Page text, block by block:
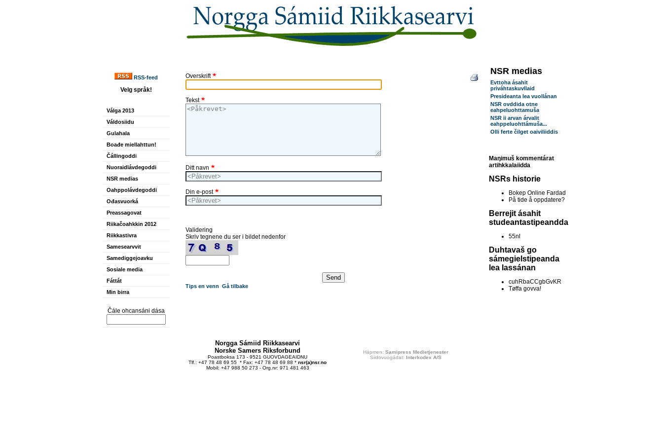
RSS-feed
Velg språk!
Válga 2013
Váldosiidu
Gulahala
Boađe miellahttun!
Čállingoddi
Nuoraidlávdegoddi
NSR medias
Oahppolávdegoddi
Ođasvuorká
Preassagovat
Riikačoahkkin 2012
Riikkastivra
Samesearvvit
Samediggejoavku
Sosiale media
Fáttát
Min birra
Čále ohcansáni dása
Overskrift
Tekst
Ditt navn
Din e-post
Validering
Skriv tegnene du ser i bildet nedenfor
Tips en venn Gå tilbake
NSR medias
Evttoha ásahit
priváhtaskuvllaid
Presideanta lea vuollánan
NSR ovddida otne
eahpeluohttamuša
NSR ii arvan árvalit
eahppeluohttámuša...
Olli ferte čilget oaiviliiddis
Maŋimuš kommentárat
artihkkalaiidda
NSRs historie
Bokep Online Fardad
På tide å oppdatere?
Berrejit ásahit
studeantastipeandda
55nl
Duhtavaš go
sámegielstipeanda
lea lassánan
cuhRbaCCgbGvKR
Tøffa govva!
Norgga Sámiid Riikkasearvi
Norske Samers Riksforbund
Poastboksa 173 - 9521 GUOVDAGEAIDNU
Tlf.: +47 78 48 69 55 * Fax: +47 78 48 69 88 * nsr(a)nsr.no
Mobil: +47 988 50 273 - Org.nr: 971 481 463
Hápmen: Samipress Medietjenester
Siidovuogádat: Interkodex A/S